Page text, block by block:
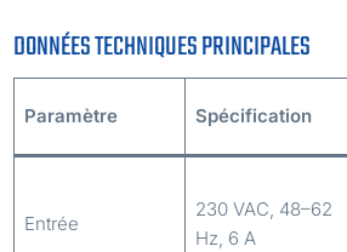
DONNÉES TECHNIQUES PRINCIPALES
Paramètre Spécification
Entrée
230 VAC, 48–62
Hz, 6 A